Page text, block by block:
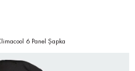
6 Panel Şapka